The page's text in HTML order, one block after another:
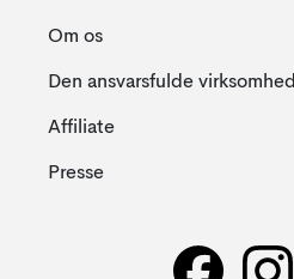
Om os
Den ansvarsfulde virksomhed
Affiliate
Presse